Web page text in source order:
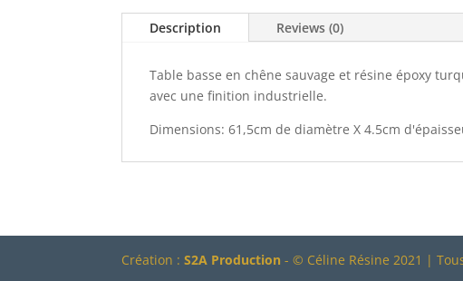
Description Reviews (0)
Table basse en chêne sauvage et résine époxy
avec une finition industrielle.
Dimensions: 61,5cm de diamètre X 4.5cm
Création :S2A Production - © Céline Résine 2021 |